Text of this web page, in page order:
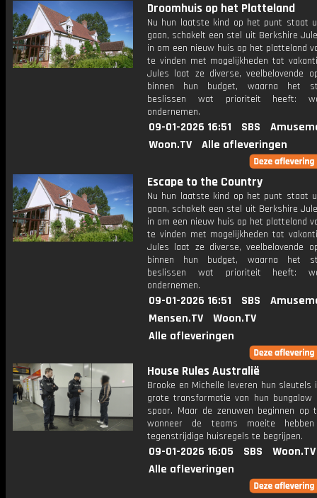
Droomhuis op het Platteland
Nu hun laatste kind op het punt staat
gaan, schakelt een stel uit Berkshire
in om een nieuw huis op het platteland
te vinden met mogelijkheden tot
Jules laat ze diverse, veelbelovende
binnen hun budget, waarna het
beslissen wat prioriteit heeft:
ondernemen.
09-01-2026 16:51 SBS
Woon.TV
Alle afleveringen
Escape to the Country
Nu hun laatste kind op het punt staat
gaan, schakelt een stel uit Berkshire
in om een nieuw huis op het platteland
te vinden met mogelijkheden tot
Jules laat ze diverse, veelbelovende
binnen hun budget, waarna het
beslissen wat prioriteit heeft:
ondernemen.
09-01-2026 16:51 SBS
Mensen.TV
Woon.TV
Alle afleveringen
House Rules Australië
Brooke en Michelle leveren hun sleutels
grote transformatie van hun bungalow
spoor. Maar de zenuwen beginnen op
wanneer de teams moeite
tegenstrijdige huisregels te begrijpen.
09-01-2026 16:05 SBS
Woon.TV
Alle afleveringen